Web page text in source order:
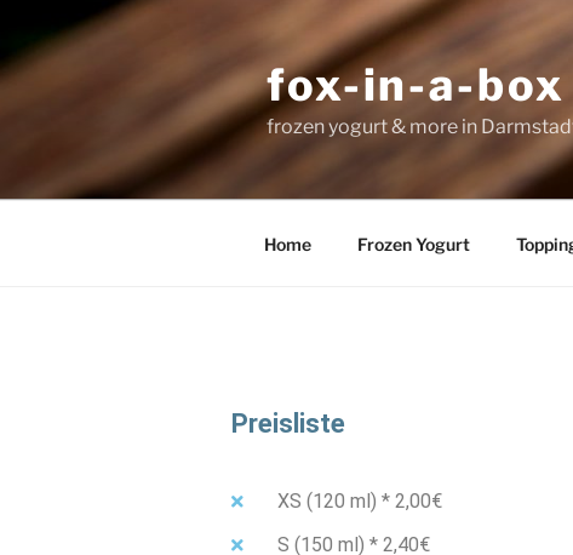
fox-in-a-box
frozen yogurt & more in
Home Frozen Yogurt
Preisliste
XS (120 ml) * 2,00€
S (150 ml) * 2,40€